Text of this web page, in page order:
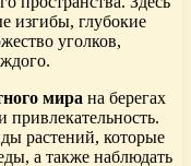
изгибы, глубокие
уголков,
мира на берегах
растений, которые
а также наблюдать